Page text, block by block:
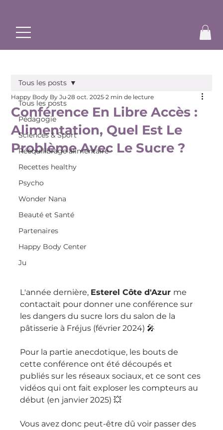
Tous les posts
Pédagogie
Sciences & Sport
Rééquilibrage alimentaire
Recettes healthy
Psycho
Wonder Nana
Beauté et Santé
Partenaires
Happy Body Center
Ju
Tous les posts
Conférence En Libre Accès :
Alimentation, Quel Est Le
Problème Avec Le Sucre ?
Happy Body By Ju 28 oct. 2025 2 min de lecture
L'année dernière, Esterel Côte d'Azur me
contactait pour donner une conférence sur
les dangers du sucre lors du salon de la
pâtisserie à Fréjus (février 2024) 🎤
Pour la partie anecdotique, les bouts de
cette conférence ont été découpés et
publiés sur les réseaux sociaux, et ce sont ces
vidéos qui ont fait exploser les compteurs au
début (en janvier 2025) 💥
Vous avez donc peut-être dû voir passer des